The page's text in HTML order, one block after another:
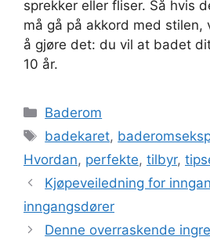
sprekker eller fliser. Så hvis
må gå på akkord med stilen,
å gjøre det: du vil at badet
10 år.
Kategorier
Baderom
Stikkord
badekaret,
Hvordan, perfekte, tilbyr,
Kjøpeveiledning for
inngangsdører
Denne overraskende